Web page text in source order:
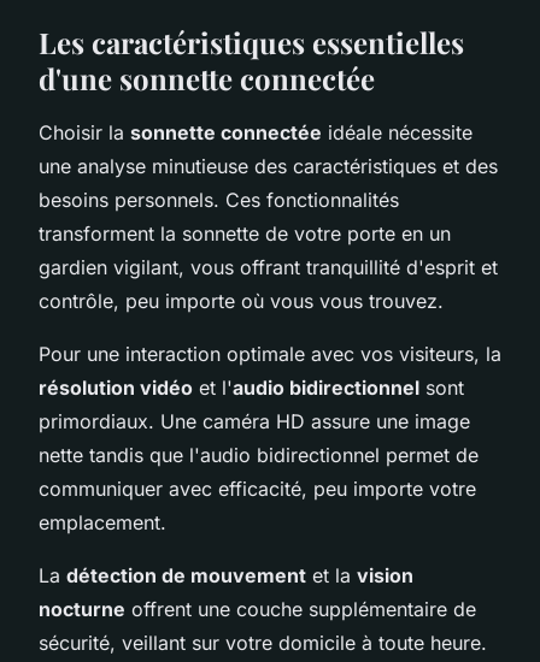
Les caractéristiques essentielles
d'une sonnette connectée
Choisir la sonnette connectée idéale nécessite
une analyse minutieuse des caractéristiques et des
besoins personnels. Ces fonctionnalités
transforment la sonnette de votre porte en un
gardien vigilant, vous offrant tranquillité d'esprit et
contrôle, peu importe où vous vous trouvez.
Pour une interaction optimale avec vos visiteurs, la
résolution vidéo et l'audio bidirectionnel sont
primordiaux. Une caméra HD assure une image
nette tandis que l'audio bidirectionnel permet de
communiquer avec efficacité, peu importe votre
emplacement.
La détection de mouvement et la vision
nocturne offrent une couche supplémentaire de
sécurité, veillant sur votre domicile à toute heure.